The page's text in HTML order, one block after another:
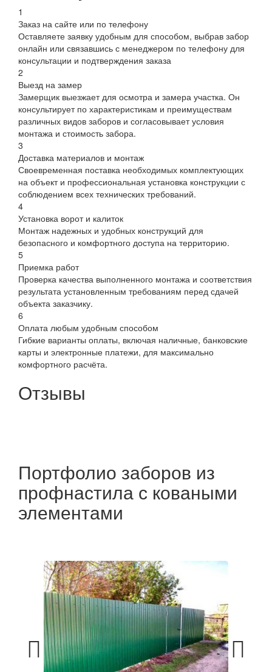
1
Заказ на сайте или по телефону
Оставляете заявку удобным для способом, выбрав забор
онлайн или связавшись с менеджером по телефону для
консультации и подтверждения заказа
2
Выезд на замер
Замерщик выезжает для осмотра и замера участка. Он
консультирует по характеристикам и преимуществам
различных видов заборов и согласовывает условия
монтажа и стоимость забора.
3
Доставка материалов и монтаж
Своевременная поставка необходимых комплектующих
на объект и профессиональная установка конструкции с
соблюдением всех технических требований.
4
Установка ворот и калиток
Монтаж надежных и удобных конструкций для
безопасного и комфортного доступа на территорию.
5
Приемка работ
Проверка качества выполненного монтажа и соответствия
результата установленным требованиям перед сдачей
объекта заказчику.
6
Оплата любым удобным способом
Гибкие варианты оплаты, включая наличные, банковские
карты и электронные платежи, для максимально
комфортного расчёта.
Отзывы
Портфолио заборов из
профнастила с коваными
элементами